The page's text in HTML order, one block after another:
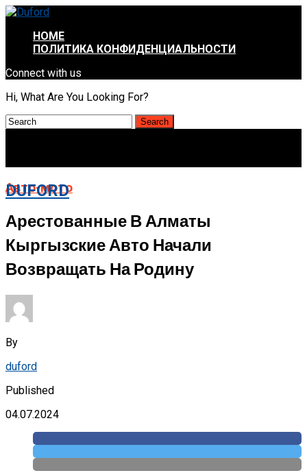
HOME
ПОЛИТИКА КОНФИДЕНЦИАЛЬНОСТИ
Connect with us
Hi, What Are You Looking For?
DUFORD
Авто-мото
Арестованные В Алматы
Кыргызские Авто Начали
Возвращать На Родину
By
duford
Published
04.07.2024